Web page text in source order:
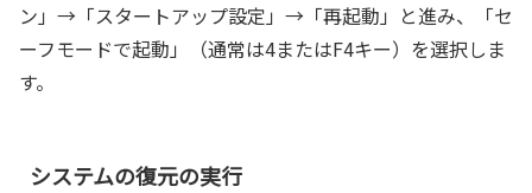
ン」→「スタートアップ設定」→「再起動」と進み、「セ
ーフモードで起動」（通常は4またはF4キー）を選択しま
す。
システムの復元の実行